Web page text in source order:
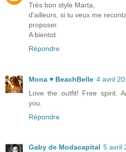
Très bon style Marta,
d'ailleurs, si tu veux me
proposer.
A bientot
Répondre
Mona ♥ BeachBelle 4 avril
Love the outfit! Free spirit.
you.
Répondre
Gaby de Modacapital 5 avril